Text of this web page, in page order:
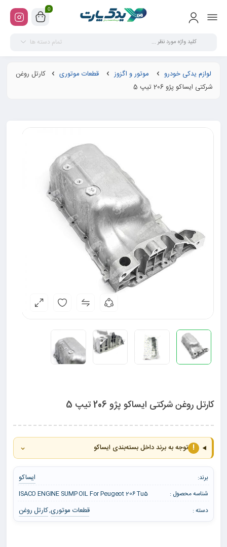
0
تمام دسته ها
لوازم یدکی خودرو موتور و اگزوز قطعات موتوری
کارتل روغن
شرکتی ایساکو پژو 206 تیپ 5
کارتل روغن شرکتی ایساکو پژو 206 تیپ 5
! توجه به برند داخل بسته‌بندی ایساکو ⌄
برند: ایساکو
شناسه محصول :
ISACO ENGINE SUMP OIL For Peugeot 206 Tu5
دسته :
قطعات موتوری,کارتل روغن